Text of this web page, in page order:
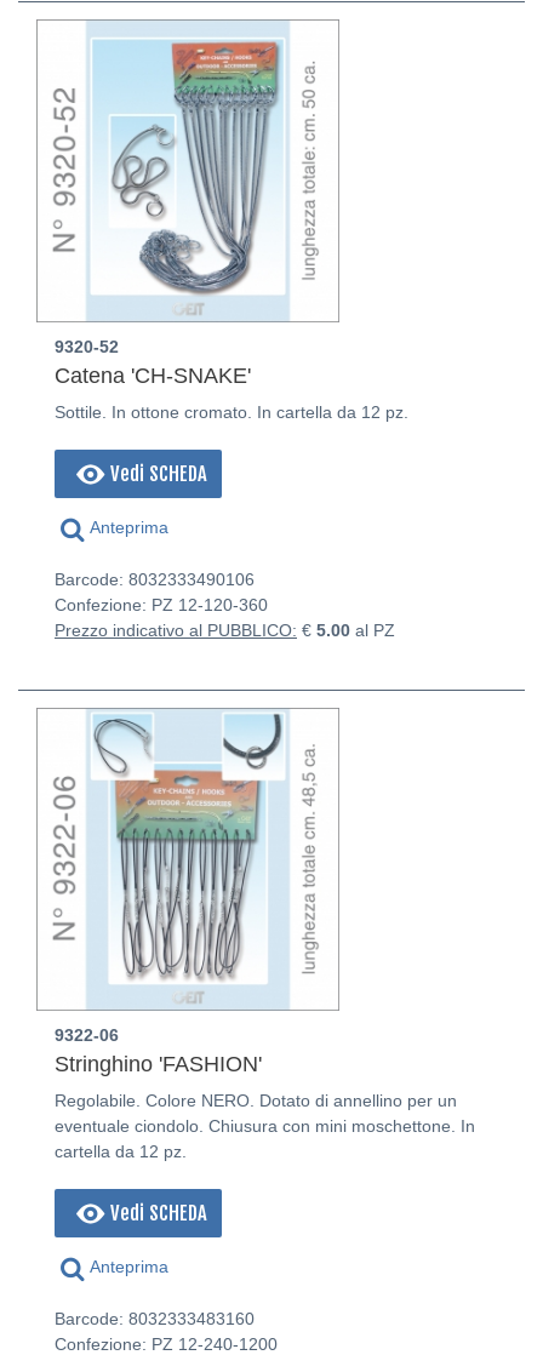
9320-52
Catena 'CH-SNAKE'
Sottile. In ottone cromato. In cartella da 12 pz.
Vedi SCHEDA
Anteprima
Barcode: 8032333490106
Confezione: PZ 12-120-360
Prezzo indicativo al PUBBLICO: € 5.00 al PZ
9322-06
Stringhino 'FASHION'
Regolabile. Colore NERO. Dotato di annellino per un
eventuale ciondolo. Chiusura con mini moschettone. In
cartella da 12 pz.
Vedi SCHEDA
Anteprima
Barcode: 8032333483160
Confezione: PZ 12-240-1200